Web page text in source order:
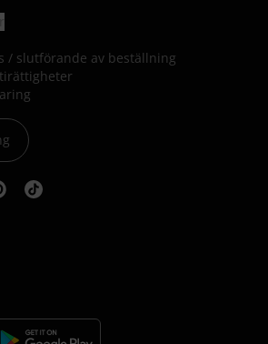
/ slutförande av beställning